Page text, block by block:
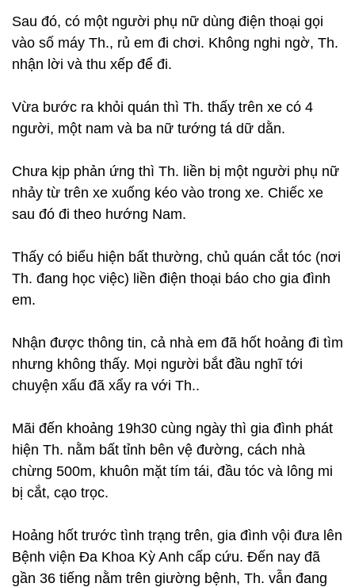
Sau đó, có một người phụ nữ dùng điện thoại gọi
vào số máy Th., rủ em đi chơi. Không nghi ngờ, Th.
nhận lời và thu xếp để đi.
Vừa bước ra khỏi quán thì Th. thấy trên xe có 4
người, một nam và ba nữ tướng tá dữ dằn.
Chưa kịp phản ứng thì Th. liền bị một người phụ nữ
nhảy từ trên xe xuống kéo vào trong xe. Chiếc xe
sau đó đi theo hướng Nam.
Thấy có biểu hiện bất thường, chủ quán cắt tóc (nơi
Th. đang học việc) liền điện thoại báo cho gia đình
em.
Nhận được thông tin, cả nhà em đã hốt hoảng đi tìm
nhưng không thấy. Mọi người bắt đầu nghĩ tới
chuyện xấu đã xẩy ra với Th..
Mãi đến khoảng 19h30 cùng ngày thì gia đình phát
hiện Th. nằm bất tỉnh bên vệ đường, cách nhà
chừng 500m, khuôn mặt tím tái, đầu tóc và lông mi
bị cắt, cạo trọc.
Hoảng hốt trước tình trạng trên, gia đình vội đưa lên
Bệnh viện Đa Khoa Kỳ Anh cấp cứu. Đến nay đã
gần 36 tiếng nằm trên giường bệnh, Th. vẫn đang